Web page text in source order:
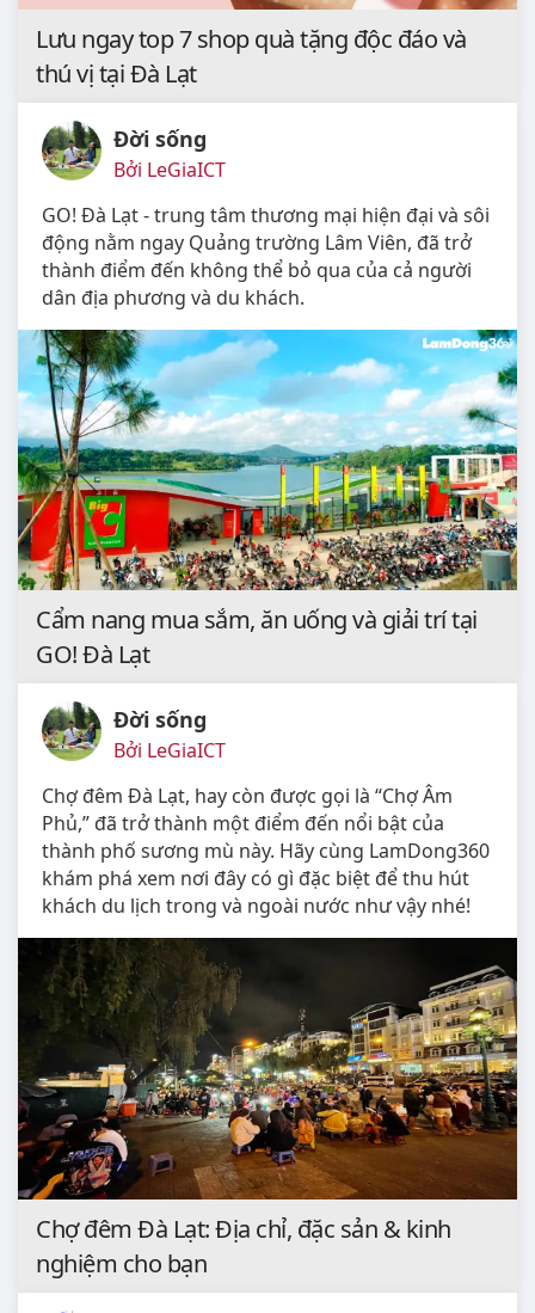
Lưu ngay top 7 shop quà tặng độc đáo và
thú vị tại Đà Lạt
Đời sống
Bởi LeGiaICT
GO! Đà Lạt - trung tâm thương mại hiện đại và sôi
động nằm ngay Quảng trường Lâm Viên, đã trở
thành điểm đến không thể bỏ qua của cả người
dân địa phương và du khách.
Cẩm nang mua sắm, ăn uống và giải trí tại
GO! Đà Lạt
Đời sống
Bởi LeGiaICT
Chợ đêm Đà Lạt, hay còn được gọi là “Chợ Âm
Phủ,” đã trở thành một điểm đến nổi bật của
thành phố sương mù này. Hãy cùng LamDong360
khám phá xem nơi đây có gì đặc biệt để thu hút
khách du lịch trong và ngoài nước như vậy nhé!
Chợ đêm Đà Lạt: Địa chỉ, đặc sản & kinh
nghiệm cho bạn